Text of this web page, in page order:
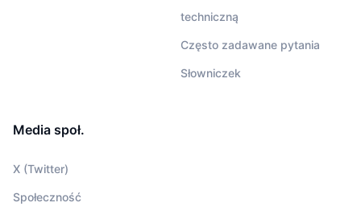
techniczną
Często zadawane pytania
Słowniczek
Media społ.
X (Twitter)
Społeczność